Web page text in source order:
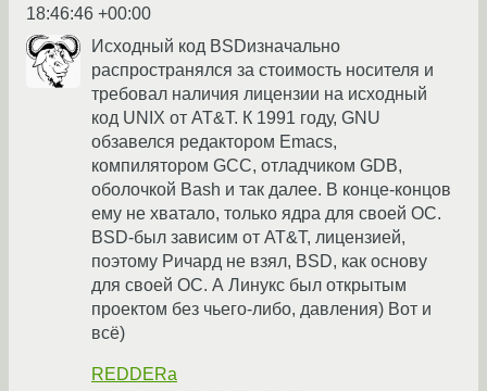
18:46:46 +00:00
Исходный код BSDизначально
распространялся за стоимость носителя и
требовал наличия лицензии на исходный
код UNIX от AT&T. К 1991 году, GNU
обзавелся редактором Emacs,
компилятором GCC, отладчиком GDB,
оболочкой Bash и так далее. В конце-концов
ему не хватало, только ядра для своей ОС.
BSD-был зависим от AT&T, лицензией,
поэтому Ричард не взял, BSD, как основу
для своей ОС. А Линукс был открытым
проектом без чьего-либо, давления) Вот и
всё)
REDDERa